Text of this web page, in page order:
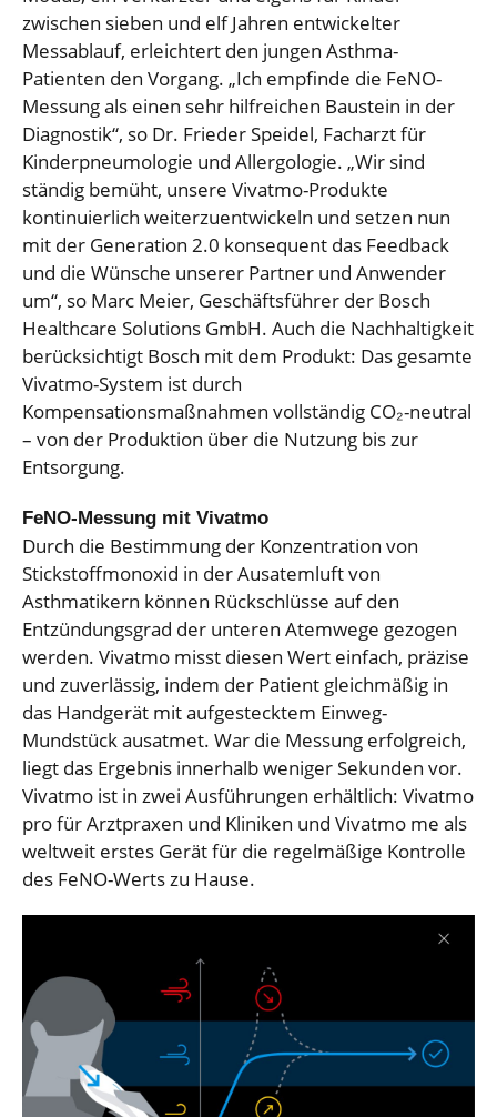
zwischen sieben und elf Jahren entwickelter
Messablauf, erleichtert den jungen Asthma-
Patienten den Vorgang. „Ich empfinde die FeNO-
Messung als einen sehr hilfreichen Baustein in der
Diagnostik“, so Dr. Frieder Speidel, Facharzt für
Kinderpneumologie und Allergologie. „Wir sind
ständig bemüht, unsere Vivatmo-Produkte
kontinuierlich weiterzuentwickeln und setzen nun
mit der Generation 2.0 konsequent das Feedback
und die Wünsche unserer Partner und Anwender
um“, so Marc Meier, Geschäftsführer der Bosch
Healthcare Solutions GmbH. Auch die Nachhaltigkeit
berücksichtigt Bosch mit dem Produkt: Das gesamte
Vivatmo-System ist durch
Kompensationsmaßnahmen vollständig CO₂-neutral
– von der Produktion über die Nutzung bis zur
Entsorgung.
FeNO-Messung mit Vivatmo
Durch die Bestimmung der Konzentration von
Stickstoffmonoxid in der Ausatemluft von
Asthmatikern können Rückschlüsse auf den
Entzündungsgrad der unteren Atemwege gezogen
werden. Vivatmo misst diesen Wert einfach, präzise
und zuverlässig, indem der Patient gleichmäßig in
das Handgerät mit aufgestecktem Einweg-
Mundstück ausatmet. War die Messung erfolgreich,
liegt das Ergebnis innerhalb weniger Sekunden vor.
Vivatmo ist in zwei Ausführungen erhältlich: Vivatmo
pro für Arztpraxen und Kliniken und Vivatmo me als
weltweit erstes Gerät für die regelmäßige Kontrolle
des FeNO-Werts zu Hause.